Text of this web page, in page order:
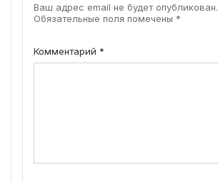
Ваш адрес email не будет опубликован.
Обязательные поля помечены *
Комментарий *